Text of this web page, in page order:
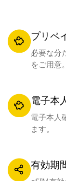
プリペ
必要な分
をご用意。
電子本
電子本人
ます。
有効期